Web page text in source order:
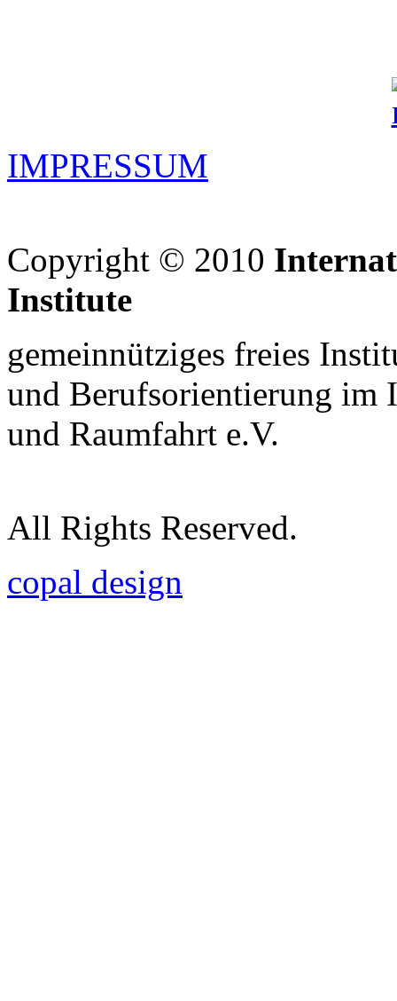
IMPRESSUM
Copyright © 2010
Institute
gemeinnütziges freies
und Berufsorientierung im
und Raumfahrt e.V.
All Rights Reserved.
copal design